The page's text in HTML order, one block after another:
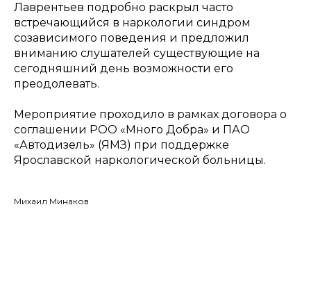
Лаврентьев подробно раскрыл часто
встречающийся в наркологии синдром
созависимого поведения и предложил
вниманию слушателей существующие на
сегодняшний день возможности его
преодолевать.
Мероприятие проходило в рамках договора о
соглашении РОО «Много Добра» и ПАО
«Автодизель» (ЯМЗ) при поддержке
Ярославской наркологической больницы.
Михаил Минаков